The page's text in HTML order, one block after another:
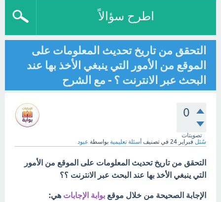
اطرح سؤالاً
التحقق من تاريخ تحديث المعلومات على
الموقع من الأمور التي ينبغي الأخذ بها عند
البحث عبر الانترنت ؟ - مع الشرح
0
تصويتات
سُئل فبراير 24 في تصنيف أسئلة تعليمية بواسطة عبود
التحقق من تاريخ تحديث المعلومات على الموقع من الأمور
التي ينبغي الأخذ بها عند البحث عبر الانترنت ؟؟
الإجابة الصحيحة من خلال موقع بوابة الإجابات هي: